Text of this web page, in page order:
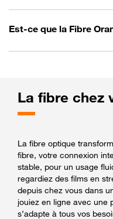
Est-ce que la Fibre
La fibre chez
La fibre optique
fibre, votre connexion
stable, pour un usage
regardiez des films en
depuis chez vous dans
jouiez en ligne avec une
s’adapte à tous vos